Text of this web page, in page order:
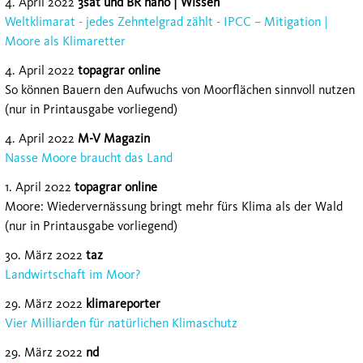
Weltklimarat - jedes Zehntelgrad zählt - IPCC – Mitigation |
Moore als Klimaretter
4. April 2022 topagrar online
So können Bauern den Aufwuchs von Moorflächen sinnvoll nutzen
(nur in Printausgabe vorliegend)
4. April 2022 M-V Magazin
Nasse Moore braucht das Land
1. April 2022 topagrar online
Moore: Wiedervernässung bringt mehr fürs Klima als der Wald
(nur in Printausgabe vorliegend)
30. März 2022 taz
Landwirtschaft im Moor?
29. März 2022 klimareporter
Vier Milliarden für natürlichen Klimaschutz
29. März 2022 nd